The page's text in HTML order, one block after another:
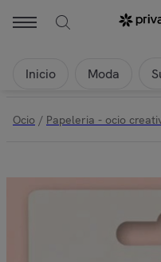
Inicio Moda
Ocio / Papeleria - ocio